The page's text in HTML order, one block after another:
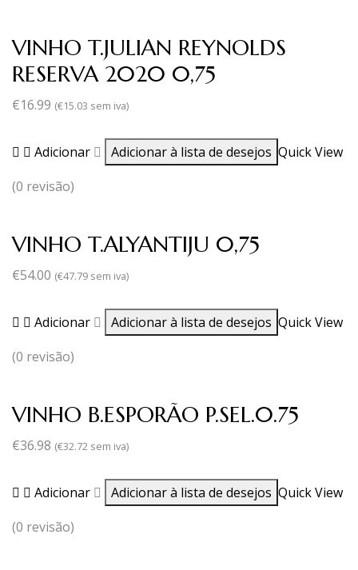
VINHO T.JULIAN REYNOLDS
RESERVA 2020 0,75
€16.99 (€15.03 sem iva)
Adicionar Adicionar à lista de desejos Quick View
(0 revisão)
VINHO T.ALYANTIJU 0,75
€54.00 (€47.79 sem iva)
Adicionar Adicionar à lista de desejos Quick View
(0 revisão)
VINHO B.ESPORÃO P.SEL.0.75
€36.98 (€32.72 sem iva)
Adicionar Adicionar à lista de desejos Quick View
(0 revisão)